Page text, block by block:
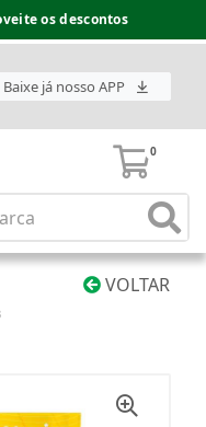
os descontos
Baixe já nosso APP
0
VOLTAR